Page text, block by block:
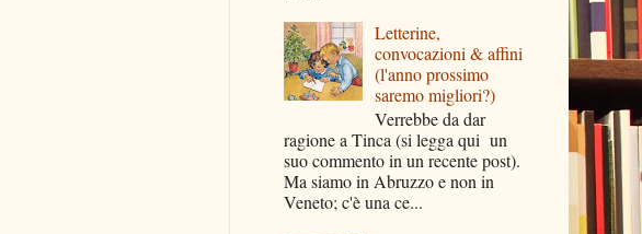
Letterine,
convocazioni & affini
(l'anno prossimo
saremo migliori?)
Verrebbe da dar
ragione a Tinca (si legga qui un
suo commento in un recente post).
Ma siamo in Abruzzo e non in
Veneto; c'è una ce...